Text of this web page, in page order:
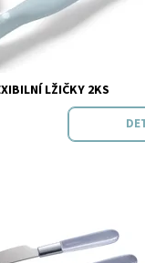
LŽIČKY 2KS
Skladem